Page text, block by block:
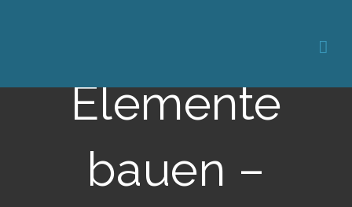
Elemente
bauen –